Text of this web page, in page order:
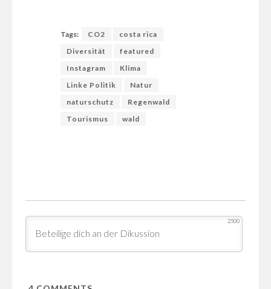
Tags: CO2
costa rica
Diversität
featured
Instagram
Klima
Linke Politik
Natur
naturschutz
Regenwald
Tourismus
wald
2500